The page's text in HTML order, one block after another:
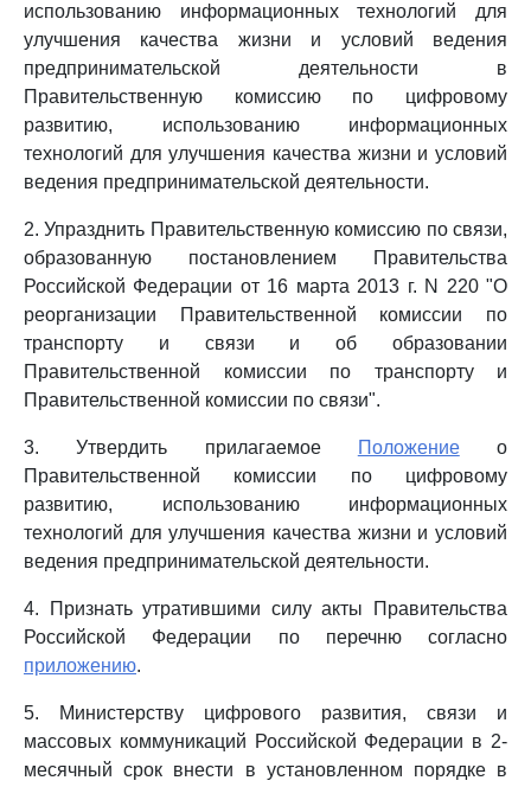
использованию информационных технологий для
улучшения качества жизни и условий ведения
предпринимательской деятельности в
Правительственную комиссию по цифровому
развитию, использованию информационных
технологий для улучшения качества жизни и условий
ведения предпринимательской деятельности.
2. Упразднить Правительственную комиссию по связи,
образованную постановлением Правительства
Российской Федерации от 16 марта 2013 г. N 220 "О
реорганизации Правительственной комиссии по
транспорту и связи и об образовании
Правительственной комиссии по транспорту и
Правительственной комиссии по связи".
3. Утвердить прилагаемое Положениео
Правительственной комиссии по цифровому
развитию, использованию информационных
технологий для улучшения качества жизни и условий
ведения предпринимательской деятельности.
4. Признать утратившими силу акты Правительства
Российской Федерации по перечню согласно
приложению.
5. Министерству цифрового развития, связи и
массовых коммуникаций Российской Федерации в 2-
месячный срок внести в установленном порядке в